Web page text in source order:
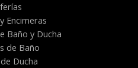
Encimeras
Baño y Ducha
de Baño
Ducha